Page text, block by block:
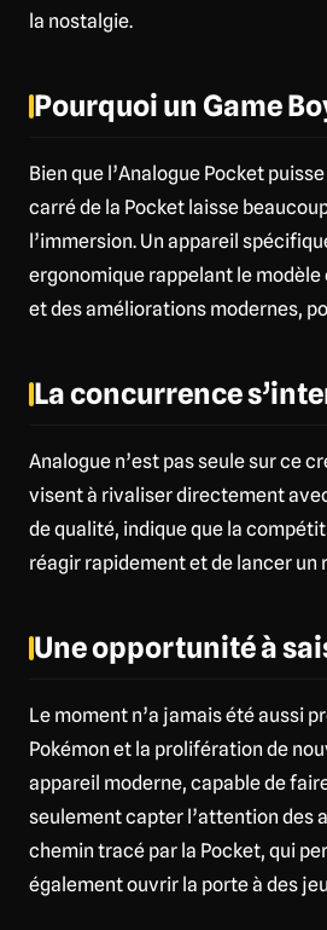
la nostalgie.
Pourquoi un Game
Bien que l’Analogue Pocket
carré de la Pocket laisse
l’immersion. Un appareil
ergonomique rappelant le modèle
et des améliorations modernes,
La concurrence
Analogue n’est pas seule sur ce
visent à rivaliser directement
de qualité, indique que la
réagir rapidement et de lancer un
Une opportunité à
Le moment n’a jamais été aussi
Pokémon et la prolifération de
appareil moderne, capable de
seulement capter l’attention des
chemin tracé par la Pocket, qui
également ouvrir la porte à des